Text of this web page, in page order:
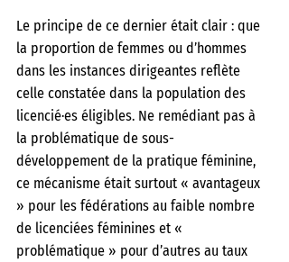
Le principe de ce dernier était clair : que
la proportion de femmes ou d’hommes
dans les instances dirigeantes reflète
celle constatée dans la population des
licencié·es éligibles. Ne remédiant pas à
la problématique de sous-
développement de la pratique féminine,
ce mécanisme était surtout « avantageux
» pour les fédérations au faible nombre
de licenciées féminines et «
problématique » pour d’autres au taux